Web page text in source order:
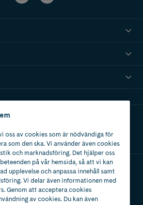
oss av cookies som är nödvändiga för
som den ska. Vi använder även cookies
och marknadsföring. Det hjälper oss
på vår hemsida, så att vi kan
upplevelse och anpassa innehåll samt
Vi delar även informationen med
Genom att acceptera cookies
av cookies. Du kan även